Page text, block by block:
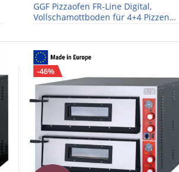
GGF Pizzaofen FR-Line Digital,
Vollschamottboden für 4+4 Pizzen
Ø-360mm, Breite 1010mm
-46%